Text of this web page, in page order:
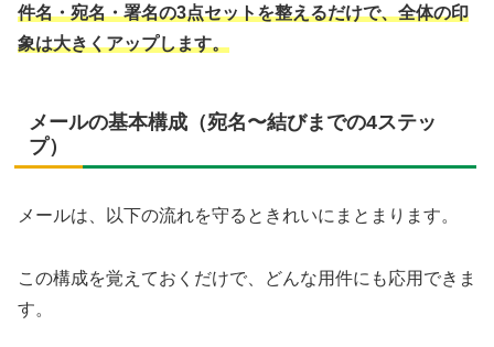
件名・宛名・署名の3点セットを整えるだけで、全体の印
象は大きくアップします。
メールの基本構成（宛名〜結びまでの4ステッ
プ）
メールは、以下の流れを守るときれいにまとまります。
この構成を覚えておくだけで、どんな用件にも応用できま
す。